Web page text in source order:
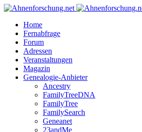
Home
Fernabfrage
Forum
Adressen
Veranstaltungen
Magazin
Genealogie-Anbieter
Ancestry
FamilyTreeDNA
FamilyTree
FamilySearch
Geneanet
23andMe